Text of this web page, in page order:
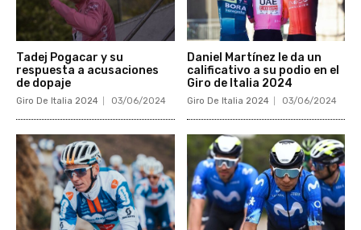
Tadej Pogacar y su
respuesta a acusaciones
de dopaje
Giro De Italia 2024 03/06/2024
Daniel Martínez le da un
calificativo a su podio en el
Giro de Italia 2024
Giro De Italia 2024 03/06/2024